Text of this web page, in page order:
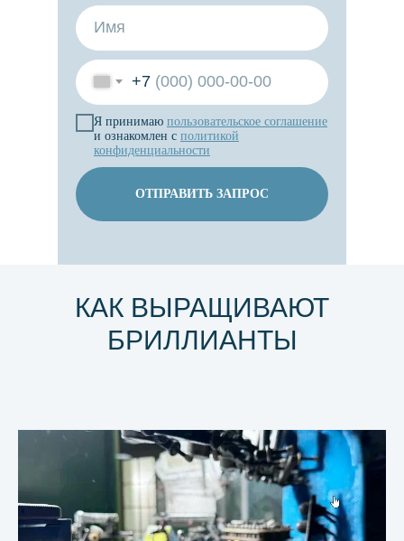
+7
Я принимаю пользовательское соглашение
и ознакомлен с политикой
конфиденциальности
ОТПРАВИТЬ ЗАПРОС
КАК ВЫРАЩИВАЮТ
БРИЛЛИАНТЫ